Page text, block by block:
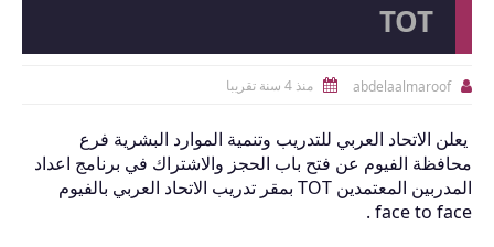
TOT

abdelaalmaroof
 منذ 4 سنة تقريبا
يعلن الاتحاد العربي للتدريب وتنمية الموارد البشرية فرع
محافظة الفيوم عن فتح باب الحجز والاشتراك في برنامج اعداد
المدربين المعتمدين TOT بمقر تدريب الاتحاد العربي بالفيوم
face to face .